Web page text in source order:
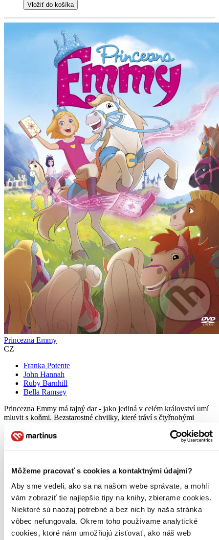
Môžeme pracovať s cookies a kontaktnými údajmi?
Aby sme vedeli, ako sa na našom webe správate, a mohli
vám zobraziť tie najlepšie tipy na knihy, zbierame cookies.
Niektoré sú naozaj potrebné a bez nich by naša stránka
vôbec nefungovala. Okrem toho používame analytické
cookies, ktoré nám umožňujú zisťovať, ako náš web
Vložiť do košíka
Princezna Emmy
CZ
Franka Potente
John Hannah
Ruby Barnhill
Bella Ramsey
Princezna Emmy má tajný dar - jako jediná v celém království umí
mluvit s koňmi. Bezstarostné chvilky, které tráví s čtyřnohými
přáteli, jsou ovšem narušeny příjezdem záludné sestřenice Gizany...
3,80 €
Tento produkt momentálne nemáme na sklade, ale zvyčajne
posnažíme sa aj trochu rýchlejšie!
Pridať do zoznamu
Vložiť do košíka